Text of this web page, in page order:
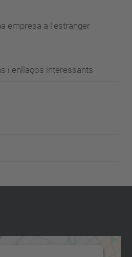
empresa a l'estranger
i enllaços interessants